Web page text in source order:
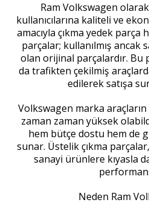
Ram Volkswagen
kullanıcılarına kaliteli ve
amacıyla çıkma yedek parça
parçalar; kullanılmış ancak
olan orijinal parçalardır. Bu
da trafikten çekilmiş
edilerek satışa
Volkswagen marka
zaman zaman yüksek
hem bütçe dostu hem de
sunar. Üstelik çıkma
sanayi ürünlere kıyasla
Neden Ram